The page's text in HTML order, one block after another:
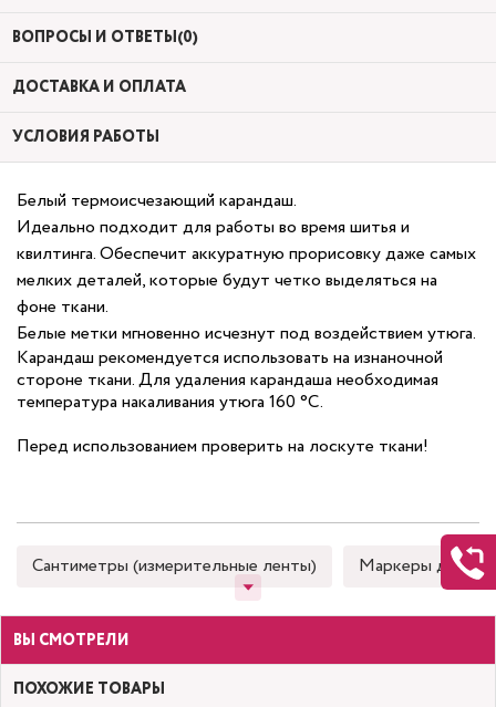
ВОПРОСЫ И ОТВЕТЫ(0)
ДОСТАВКА И ОПЛАТА
УСЛОВИЯ РАБОТЫ
Белый термоисчезающий карандаш.
Идеально подходит для работы во время шитья и
квилтинга. Обеспечит аккуратную прорисовку даже самых
мелких деталей, которые будут четко выделяться на
фоне ткани.
Белые метки мгновенно исчезнут под воздействием утюга.
Карандаш рекомендуется использовать на изнаночной
стороне ткани. Для удаления карандаша необходимая
температура накаливания утюга 160 °С.
Перед использованием проверить на лоскуте ткани!
Сантиметры (измерительные ленты) Маркеры для
ВЫ СМОТРЕЛИ
ПОХОЖИЕ ТОВАРЫ